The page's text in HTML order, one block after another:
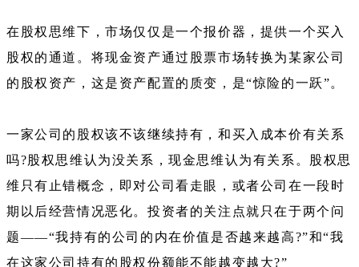
在股权思维下，市场仅仅是一个报价器，提供一个买入
股权的通道。将现金资产通过股票市场转换为某家公司
的股权资产，这是资产配置的质变，是“惊险的一跃”。
一家公司的股权该不该继续持有，和买入成本价有关系
吗?股权思维认为没关系，现金思维认为有关系。股权思
维只有止错概念，即对公司看走眼，或者公司在一段时
期以后经营情况恶化。投资者的关注点就只在于两个问
题——“我持有的公司的内在价值是否越来越高?”和“我
在这家公司持有的股权份额能不能越变越大?”